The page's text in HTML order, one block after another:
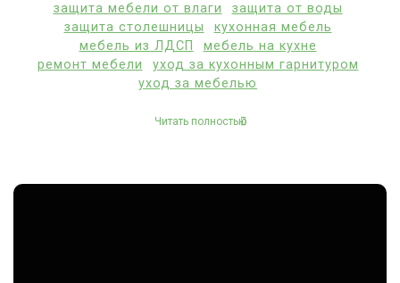
защита мебели от влаги
защита от воды
защита столешницы
кухонная мебель
мебель из ЛДСП
мебель на кухне
ремонт мебели
уход за кухонным гарнитуром
уход за мебелью
Читать полностью